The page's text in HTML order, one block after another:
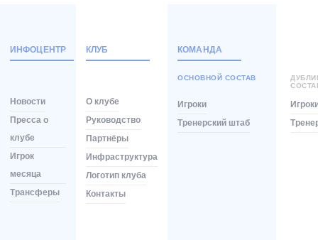
ИНФОЦЕНТР
Новости
Пресса о
клубе
Игрок
месяца
Трансферы
КЛУБ
О клубе
Руководство
Партнёры
Инфраструктура
Логотип клуба
Контакты
КОМАНДА
ОСНОВНОЙ СОСТАВ
Игроки
Тренерский штаб